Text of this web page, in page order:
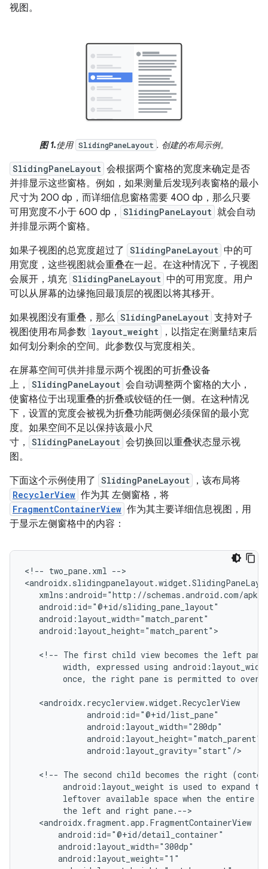
视图。
图 1.使用 SlidingPaneLayout . 创建的布局示例。
SlidingPaneLayout 会根据两个窗格的宽度来确定是否
并排显示这些窗格。例如，如果测量后发现列表窗格的最小
尺寸为 200 dp，而详细信息窗格需要 400 dp，那么只要
可用宽度不小于 600 dp，
SlidingPaneLayout 就会自动
并排显示两个窗格。
如果子视图的总宽度超过了 SlidingPaneLayout 中的可
用宽度，这些视图就会重叠在一起。在这种情况下，子视图
会展开，填充 SlidingPaneLayout 中的可用宽度。用户
可以从屏幕的边缘拖回最顶层的视图以将其移开。
如果视图没有重叠，那么 SlidingPaneLayout 支持对子
视图使用布局参数 layout_weight
，以指定在测量结束后
如何划分剩余的空间。此参数仅与宽度相关。
在屏幕空间可供并排显示两个视图的可折叠设备
上，
SlidingPaneLayout 会自动调整两个窗格的大小，
使窗格位于出现重叠的折叠或铰链的任一侧。在这种情况
下，设置的宽度会被视为折叠功能两侧必须保留的最小宽
度。如果空间不足以保持该最小尺
寸，
SlidingPaneLayout 会切换回以重叠状态显示视
图。
下面这个示例使用了 SlidingPaneLayout ，该布局将
RecyclerView 作为其 左侧窗格，将
FragmentContainerView 作为其主要详细信息视图，用
于显示左侧窗格中的内容：
<!-- two_pane.xml -->
android:layout_height="match_parent">
<!-- The first child view becomes the left
width,
expressed using
once,
the right pane is permitted to
android:layout_gravity="start"/>
<!-- The second child becomes the right
android:layout_weight is used to expand
leftover available space when the entire
the left and right